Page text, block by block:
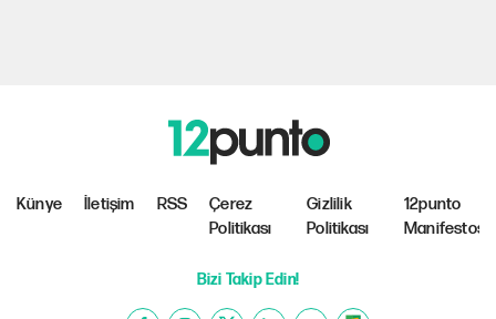
Künye İletişim RSS
Çerez
Politikası
Gizlilik
Politikası
12punto
Manifestosu
Bizi Takip Edin!